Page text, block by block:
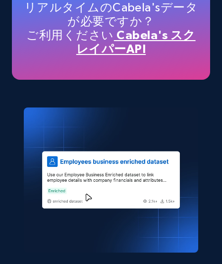
TikTok Shop
URL, Title, Available, Description, Currency, Initial
5.4K+
Shein- Products
Product name, Description, Initial price, Final
price, Currency, In stock, Color, Size, and more.
リアルタイムのCabela'sデータ
が必要ですか？
ご利用ください Cabela's スク
レイパーAPI